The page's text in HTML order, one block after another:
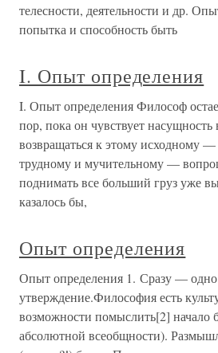
телесности, деятельности и др.
попытка и способность быть
I. Опыт определения
I. Опыт определения Философ
пор, пока он чувствует насущность
возвращаться к этому исходному —
трудному и мучительному —
поднимать все больший груз уже
казалось бы,
Опыт определения
Опыт определения 1. Сразу — одно
утверждение.Философия есть
возможности помыслить[2] начало
абсолютной всеобщности).